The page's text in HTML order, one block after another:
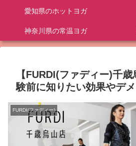
愛知県のホットヨガ
神奈川県の常温ヨガ
【FURDI(ファディー)千
験前に知りたい効果やデ
FURDI(ファディー)